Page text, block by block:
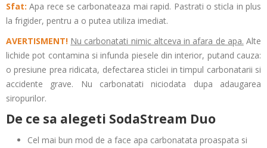
Sfat: Apa rece se carbonateaza mai rapid. Pastrati o sticla in plus
la frigider, pentru a o putea utiliza imediat.
AVERTISMENT! Nu carbonatati nimic altceva in afara de apa. Alte
lichide pot contamina si infunda piesele din interior, putand cauza:
o presiune prea ridicata, defectarea sticlei in timpul carbonatarii si
accidente grave. Nu carbonatati niciodata dupa adaugarea
siropurilor.
De ce sa alegeti SodaStream Duo
Cel mai bun mod de a face apa carbonatata proaspata si